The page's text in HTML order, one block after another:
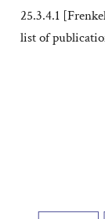
25.3.4.1
list of